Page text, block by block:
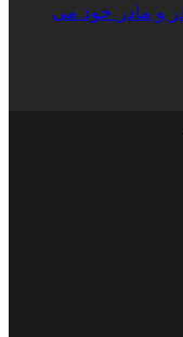
و مادر خود می